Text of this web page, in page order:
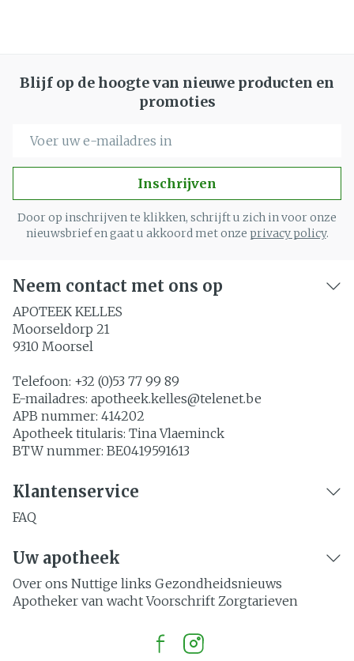
Blijf op de hoogte van nieuwe producten en
promoties
Inschrijven
Door op inschrijven te klikken, schrijft u zich in voor onze
nieuwsbrief en gaat u akkoord met onze privacy policy.
Neem contact met ons op
APOTEEK KELLES
Moorseldorp 21
9310 Moorsel
Telefoon: +32 (0)53 77 99 89
E-mailadres: apotheek.kelles@telenet.be
APB nummer: 414202
Apotheek titularis: Tina Vlaeminck
BTW nummer: BE0419591613
Klantenservice
FAQ
Uw apotheek
Over ons Nuttige links Gezondheidsnieuws
Apotheker van wacht Voorschrift Zorgtarieven